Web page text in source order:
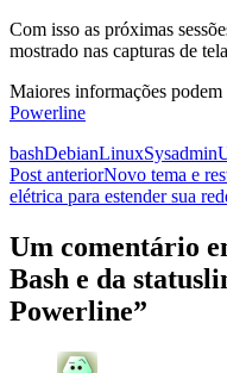
Com isso as próximas
mostrado nas capturas de
Maiores informações podem
Powerline
bashDebianLinuxSysadmin
Navegação
de
posts
Post anteriorNovo tema e
elétrica para estender sua
Um comentário
Bash e da
Powerline”